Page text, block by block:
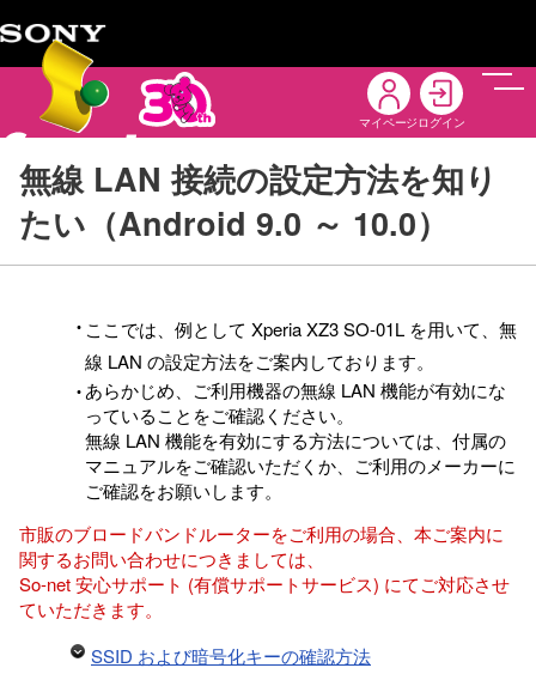
マイページ ログイン
メニ
無線 LAN 接続の設定方法を知り
たい（Android 9.0 ～ 10.0）
ここでは、例として Xperia XZ3 SO-01L を用いて、無
線 LAN の設定方法をご案内しております。
あらかじめ、ご利用機器の無線 LAN 機能が有効にな
っていることをご確認ください。
無線 LAN 機能を有効にする方法については、付属の
マニュアルをご確認いただくか、ご利用のメーカーに
ご確認をお願いします。
市販のブロードバンドルーターをご利用の場合、本ご案内に
関するお問い合わせにつきましては、
So-net 安心サポート (有償サポートサービス) にてご対応させ
ていただきます。
SSID および暗号化キーの確認方法